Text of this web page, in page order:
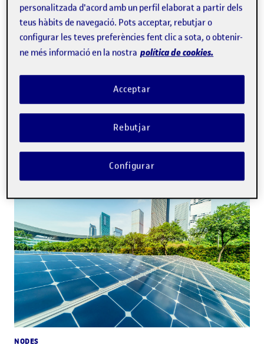
Presenta't a la segona edició dels
Premis Impacte Alumni
NODES
personalitzada d'acord amb un perfil elaborat a partir dels
teus hàbits de navegació. Pots acceptar, rebutjar o
configurar les teves preferències fent clic a sota, o obtenir-
ne més informació en la nostra política de cookies.
Rebutjar
Acceptar
Configurar